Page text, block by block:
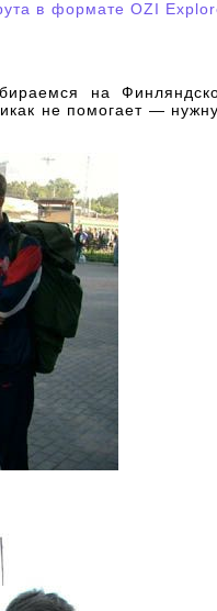
в формате OZI
на
не помогает —